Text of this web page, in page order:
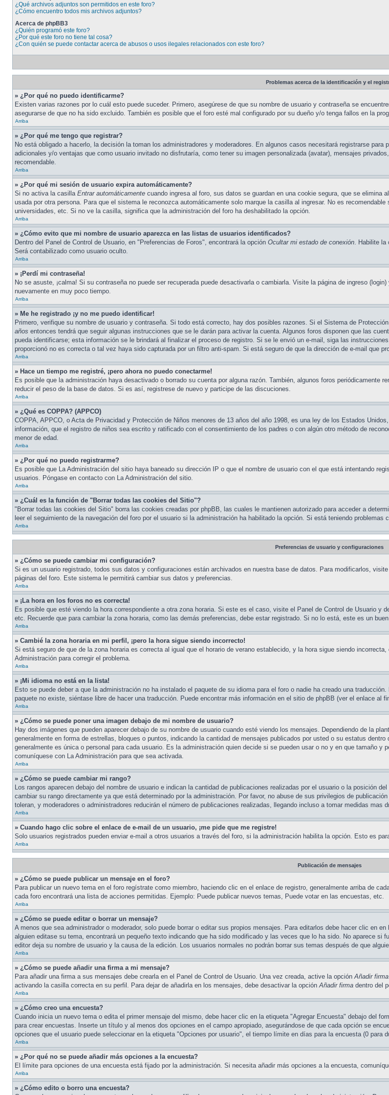
¿Qué archivos adjuntos son permitidos en este foro?
¿Cómo encuentro todos mis archivos adjuntos?
Acerca de phpBB3
¿Quién programó este foro?
¿Por qué este foro no tiene tal cosa?
¿Con quién se puede contactar acerca de abusos o usos ilegales relacionados con este foro?
Problemas acerca de la identificación y el
» ¿Por qué no puedo identificarme?
Existen varias razones por lo cuál esto puede suceder. Primero, asegúrese de que su nombre de usuario y contraseña se
asegurarse de que no ha sido excluido. También es posible que el foro esté mal configurado por su dueño y/o tenga fallos en la
Arriba
» ¿Por qué me tengo que registrar?
No está obligado a hacerlo, la decisión la toman los administradores y moderadores. En algunos casos necesitará registrarse
adicionales y/o ventajas que como usuario invitado no disfrutaría, como tener su imagen personalizada (avatar), mensajes
recomendable.
Arriba
» ¿Por qué mi sesión de usuario expira automáticamente?
Si no activa la casilla Entrar automáticamente cuando ingresa al foro, sus datos se guardan en una cookie segura, que se
usada por otra persona. Para que el sistema le reconozca automáticamente solo marque la casilla al ingresar. No es
universidades, etc. Si no ve la casilla, significa que la administración del foro ha deshabilitado la opción.
Arriba
» ¿Cómo evito que mi nombre de usuario aparezca en las listas de usuarios identificados?
Dentro del Panel de Control de Usuario, en "Preferencias de Foros", encontrará la opción Ocultar mi estado de conexión. Habilite la
Será contabilizado como usuario oculto.
Arriba
» ¡Perdí mi contraseña!
No se asuste, ¡calma! Si su contraseña no puede ser recuperada puede desactivarla o cambiarla. Visite la página de ingreso
nuevamente en muy poco tiempo.
Arriba
» Me he registrado ¡y no me puedo identificar!
Primero, verifique su nombre de usuario y contraseña. Si todo está correcto, hay dos posibles razones. Si el Sistema de
años entonces tendrá que seguir algunas instrucciones que se le darán para activar la cuenta. Algunos foros disponen que las
pueda identificarse; esta información se le brindará al finalizar el proceso de registro. Si se le envió un e-mail, siga las
proporcionó no es correcta o tal vez haya sido capturada por un filtro anti-spam. Si está seguro de que la dirección de e-mail que
Arriba
» Hace un tiempo me registré, ¡pero ahora no puedo conectarme!
Es posible que la administración haya desactivado o borrado su cuenta por alguna razón. También, algunos foros periódicamente
reducir el peso de la base de datos. Si es así, registrese de nuevo y participe de las discuciones.
Arriba
» ¿Qué es COPPA? (APPCO)
COPPA, APPCO, o Acta de Privacidad y Protección de Niños menores de 13 años del año 1998, es una ley de los Estados
información, que el registro de niños sea escrito y ratificado con el consentimiento de los padres o con algún otro método de
menor de edad.
Arriba
» ¿Por qué no puedo registrarme?
Es posible que La Administración del sitio haya baneado su dirección IP o que el nombre de usuario con el que está intentando
usuarios. Póngase en contacto con La Administración del sitio.
Arriba
» ¿Cuál es la función de "Borrar todas las cookies del Sitio"?
"Borrar todas las cookies del Sitio" borra las cookies creadas por phpBB, las cuales le mantienen autorizado para acceder a
leer el seguimiento de la navegación del foro por el usuario si la administración ha habilitado la opción. Si está teniendo
Arriba
Preferencias de usuario y configuraciones
» ¿Cómo se puede cambiar mi configuración?
Si es un usuario registrado, todos sus datos y configuraciones están archivados en nuestra base de datos. Para modificarlos,
páginas del foro. Este sistema le permitirá cambiar sus datos y preferencias.
Arriba
» ¡La hora en los foros no es correcta!
Es posible que esté viendo la hora correspondiente a otra zona horaria. Si este es el caso, visite el Panel de Control de Usuario
etc. Recuerde que para cambiar la zona horaria, como las demás preferencias, debe estar registrado. Si no lo está, este es un
Arriba
» Cambié la zona horaria en mi perfil, ¡pero la hora sigue siendo incorrecto!
Si está seguro de que de la zona horaria es correcta al igual que el horario de verano establecido, y la hora sigue siendo
Administración para corregir el problema.
Arriba
» ¡Mi idioma no está en la lista!
Esto se puede deber a que la administración no ha instalado el paquete de su idioma para el foro o nadie ha creado una
paquete no existe, siéntase libre de hacer una traducción. Puede encontrar más información en el sitio de phpBB (ver el enlace al
Arriba
» ¿Cómo se puede poner una imagen debajo de mi nombre de usuario?
Hay dos imágenes que pueden aparecer debajo de su nombre de usuario cuando esté viendo los mensajes. Dependiendo de la
generalmente en forma de estrellas, bloques o puntos, indicando la cantidad de mensajes publicados por usted o su estatus
generalmente es única o personal para cada usuario. Es la administración quien decide si se pueden usar o no y en que tamaño
comuníquese con La Administración para que sea activada.
Arriba
» ¿Cómo se puede cambiar mi rango?
Los rangos aparecen debajo del nombre de usuario e indican la cantidad de publicaciones realizadas por el usuario o la posición
cambiar su rango directamente ya que está determinado por la administración. Por favor, no abuse de sus privilegios de
toleran, y moderadores o administradores reducirán el número de publicaciones realizadas, llegando incluso a tomar medidas mas
Arriba
» Cuando hago clic sobre el enlace de e-mail de un usuario, ¡me pide que me registre!
Solo usuarios registrados pueden enviar e-mail a otros usuarios a través del foro, si la administración habilita la opción. Esto es
Arriba
Publicación de mensajes
» ¿Cómo se puede publicar un mensaje en el foro?
Para publicar un nuevo tema en el foro regístrate como miembro, haciendo clic en el enlace de registro, generalmente arriba de
cada foro encontrará una lista de acciones permitidas. Ejemplo: Puede publicar nuevos temas, Puede votar en las encuestas, etc.
Arriba
» ¿Cómo se puede editar o borrar un mensaje?
A menos que sea administrador o moderador, solo puede borrar o editar sus propios mensajes. Para editarlos debe hacer clic en en
alguien editase su tema, encontrará un pequeño texto indicando que ha sido modificado y las veces que lo ha sido. No aparece si
editor deja su nombre de usuario y la causa de la edición. Los usuarios normales no podrán borrar sus temas después de que
Arriba
» ¿Cómo se puede añadir una firma a mi mensaje?
Para añadir una firma a sus mensajes debe crearla en el Panel de Control de Usuario. Una vez creada, active la opciónAñadir firma
activando la casilla correcta en su perfil. Para dejar de añadirla en los mensajes, debe desactivar la opciónAñadir firma dentro del
Arriba
» ¿Cómo creo una encuesta?
Cuando inicia un nuevo tema o edita el primer mensaje del mismo, debe hacer clic en la etiqueta "Agregar Encuesta" debajo del
para crear encuestas. Inserte un título y al menos dos opciones en el campo apropiado, asegurándose de que cada opción se
opciones que el usuario puede seleccionar en la etiqueta "Opciones por usuario", el tiempo límite en días para la encuesta (0
Arriba
» ¿Por qué no se puede añadir más opciones a la encuesta?
El límite para opciones de una encuesta está fijado por la administración. Si necesita añadir más opciones a la encuesta,
Arriba
» ¿Cómo edito o borro una encuesta?